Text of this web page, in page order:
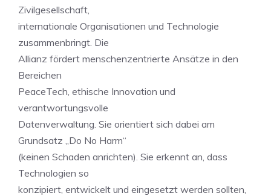
Zivilgesellschaft,
internationale Organisationen und Technologie
zusammenbringt. Die
Allianz fördert menschenzentrierte Ansätze in den
Bereichen
PeaceTech, ethische Innovation und
verantwortungsvolle
Datenverwaltung. Sie orientiert sich dabei am
Grundsatz „Do No Harm“
(keinen Schaden anrichten). Sie erkennt an, dass
Technologien so
konzipiert, entwickelt und eingesetzt werden sollten,